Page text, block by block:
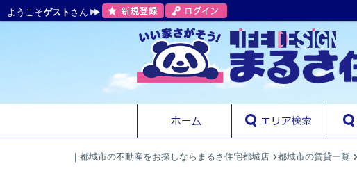
ようこそゲスト さん
｜都城市の不動産をお探しならまるさ住宅都城店 都城市の賃貸一覧